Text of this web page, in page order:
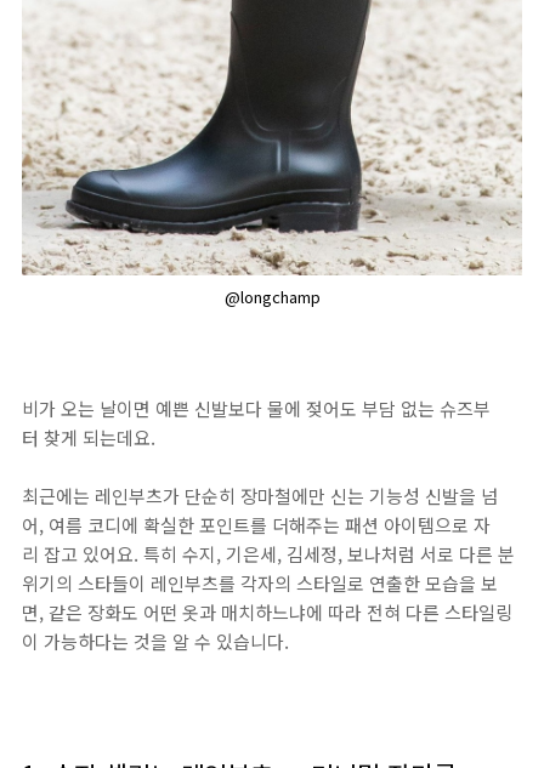
@longchamp
비가 오는 날이면 예쁜 신발보다 물에 젖어도 부담 없는 슈즈부
터 찾게 되는데요.
최근에는 레인부츠가 단순히 장마철에만 신는 기능성 신발을 넘
어, 여름 코디에 확실한 포인트를 더해주는 패션 아이템으로 자
리 잡고 있어요. 특히 수지, 기은세, 김세정, 보나처럼 서로 다른 분
위기의 스타들이 레인부츠를 각자의 스타일로 연출한 모습을 보
면, 같은 장화도 어떤 옷과 매치하느냐에 따라 전혀 다른 스타일링
이 가능하다는 것을 알 수 있습니다.